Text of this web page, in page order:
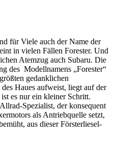
für Viele auch der Name der
in vielen Fällen Forester. Und
Atemzug auch Subaru. Die
des Modellnamens „Forester“
gedanklichen
Haues aufweist, liegt auf der
es nur ein kleiner Schritt.
Spezialist, der konsequent
als Antriebquelle setzt,
aus dieser Försterliesel-